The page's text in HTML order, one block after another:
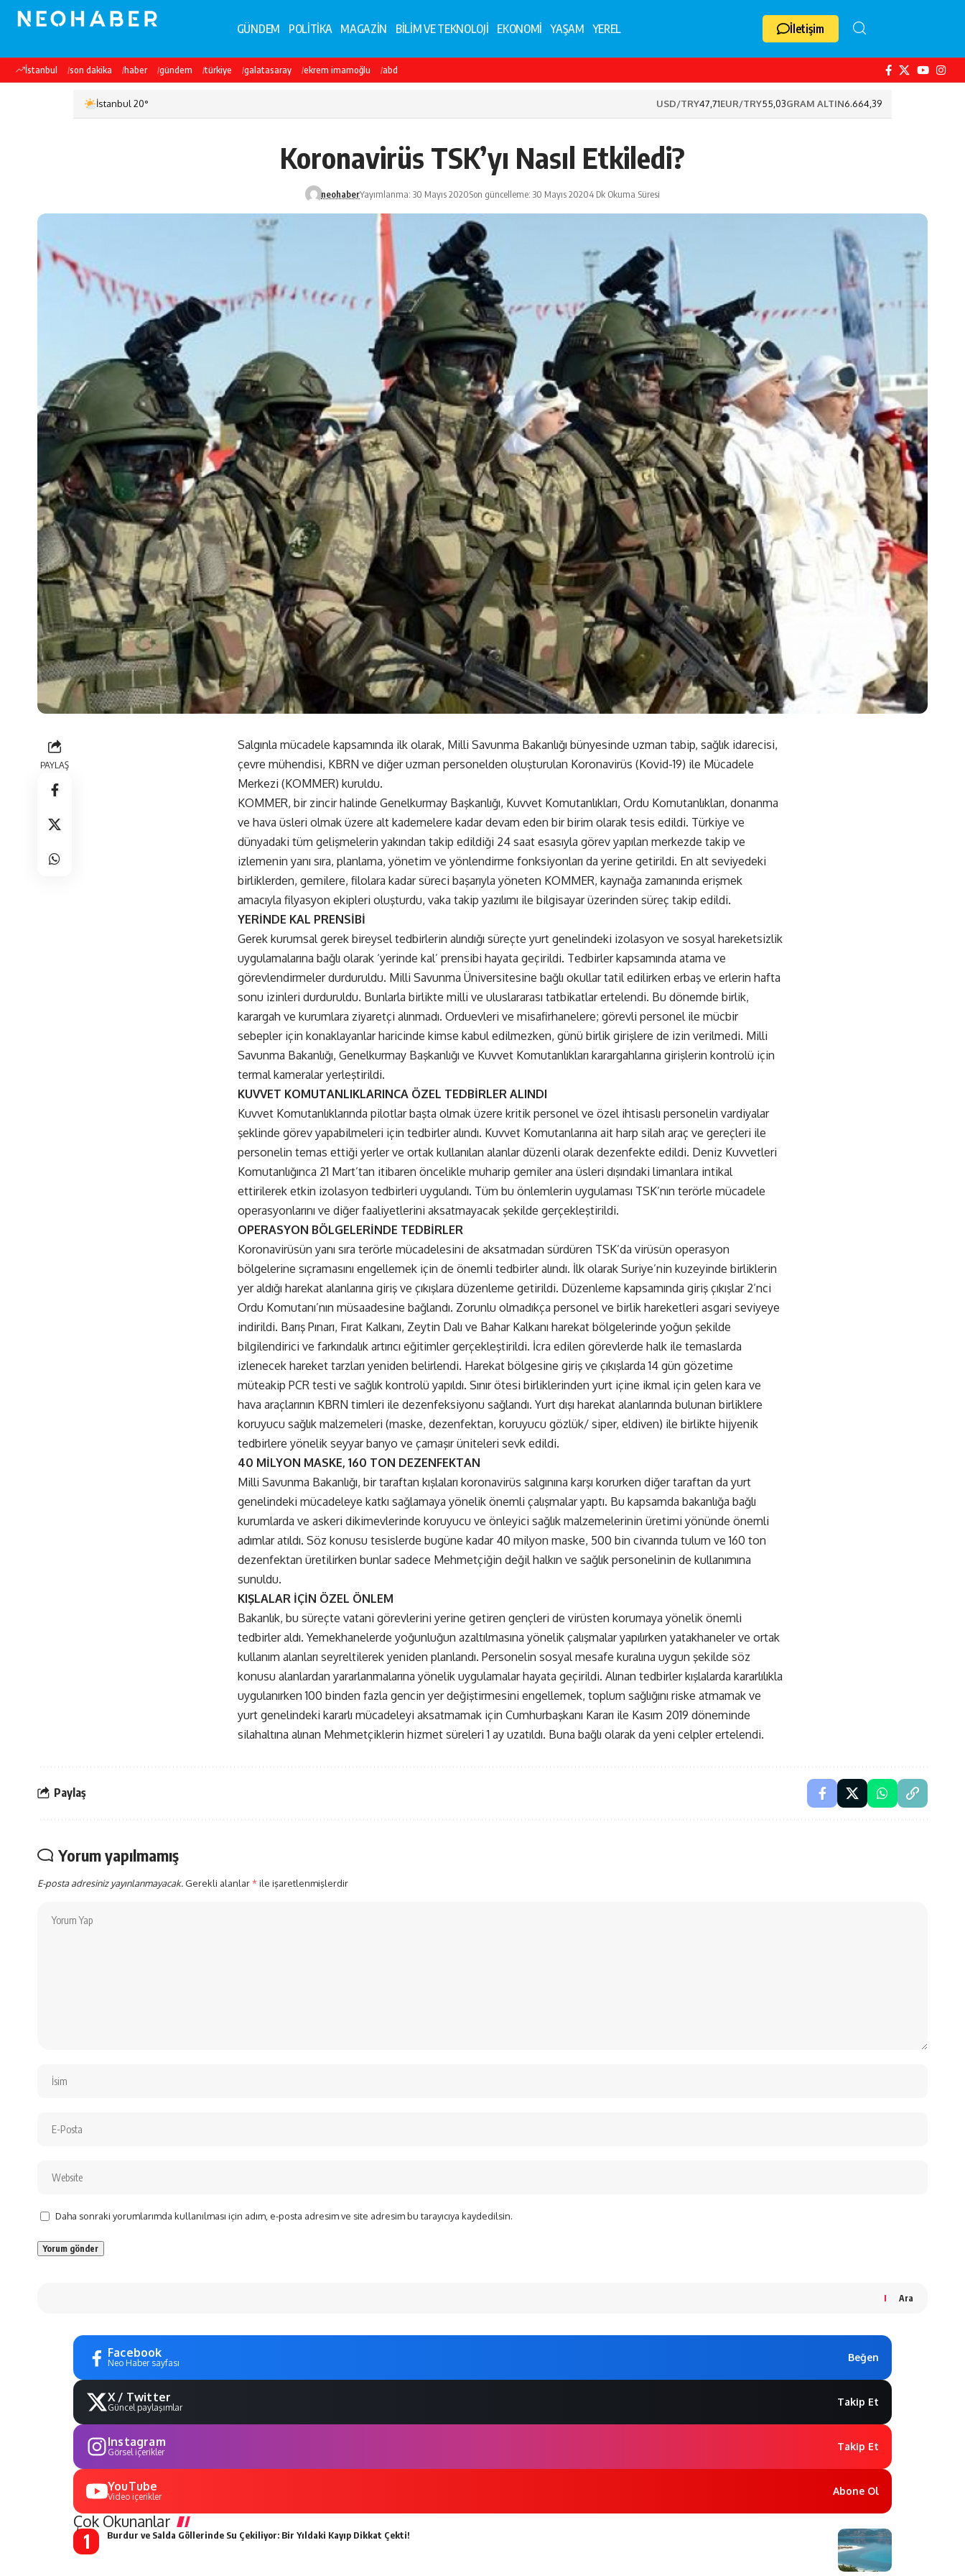
GÜNDEM POLİTİKA MAGAZİN BİLİM VE TEKNOLOJİ EKONOMİ YAŞAM YEREL İletişim
İstanbul son dakika haber gündem türkiye galatasaray ekrem imamoğlu abd
İstanbul 20° USD/TRY47,71EUR/TRY55,03GRAM ALTIN6.664,39
Koronavirüs TSK’yı Nasıl Etkiledi?
neohaberYayımlanma: 30 Mayıs 2020Son güncelleme: 30 Mayıs 20204 Dk Okuma Süresi
PAYLAŞ
Salgınla mücadele kapsamında ilk olarak, Milli Savunma Bakanlığı bünyesinde uzman tabip, sağlık idarecisi,
çevre mühendisi, KBRN ve diğer uzman personelden oluşturulan Koronavirüs (Kovid-19) ile Mücadele
Merkezi (KOMMER) kuruldu.
KOMMER, bir zincir halinde Genelkurmay Başkanlığı, Kuvvet Komutanlıkları, Ordu Komutanlıkları, donanma
ve hava üsleri olmak üzere alt kademelere kadar devam eden bir birim olarak tesis edildi. Türkiye ve
dünyadaki tüm gelişmelerin yakından takip edildiği 24 saat esasıyla görev yapılan merkezde takip ve
izlemenin yanı sıra, planlama, yönetim ve yönlendirme fonksiyonları da yerine getirildi. En alt seviyedeki
birliklerden, gemilere, filolara kadar süreci başarıyla yöneten KOMMER, kaynağa zamanında erişmek
amacıyla filyasyon ekipleri oluşturdu, vaka takip yazılımı ile bilgisayar üzerinden süreç takip edildi.
YERİNDE KAL PRENSİBİ
Gerek kurumsal gerek bireysel tedbirlerin alındığı süreçte yurt genelindeki izolasyon ve sosyal hareketsizlik
uygulamalarına bağlı olarak ‘yerinde kal’ prensibi hayata geçirildi. Tedbirler kapsamında atama ve
görevlendirmeler durduruldu. Milli Savunma Üniversitesine bağlı okullar tatil edilirken erbaş ve erlerin hafta
sonu izinleri durduruldu. Bunlarla birlikte milli ve uluslararası tatbikatlar ertelendi. Bu dönemde birlik,
karargah ve kurumlara ziyaretçi alınmadı. Orduevleri ve misafirhanelere; görevli personel ile mücbir
sebepler için konaklayanlar haricinde kimse kabul edilmezken, günü birlik girişlere de izin verilmedi. Milli
Savunma Bakanlığı, Genelkurmay Başkanlığı ve Kuvvet Komutanlıkları karargahlarına girişlerin kontrolü için
termal kameralar yerleştirildi.
KUVVET KOMUTANLIKLARINCA ÖZEL TEDBİRLER ALINDI
Kuvvet Komutanlıklarında pilotlar başta olmak üzere kritik personel ve özel ihtisaslı personelin vardiyalar
şeklinde görev yapabilmeleri için tedbirler alındı. Kuvvet Komutanlarına ait harp silah araç ve gereçleri ile
personelin temas ettiği yerler ve ortak kullanılan alanlar düzenli olarak dezenfekte edildi. Deniz Kuvvetleri
Komutanlığınca 21 Mart’tan itibaren öncelikle muharip gemiler ana üsleri dışındaki limanlara intikal
ettirilerek etkin izolasyon tedbirleri uygulandı. Tüm bu önlemlerin uygulaması TSK’nın terörle mücadele
operasyonlarını ve diğer faaliyetlerini aksatmayacak şekilde gerçekleştirildi.
OPERASYON BÖLGELERİNDE TEDBİRLER
Koronavirüsün yanı sıra terörle mücadelesini de aksatmadan sürdüren TSK’da virüsün operasyon
bölgelerine sıçramasını engellemek için de önemli tedbirler alındı. İlk olarak Suriye’nin kuzeyinde birliklerin
yer aldığı harekat alanlarına giriş ve çıkışlara düzenleme getirildi. Düzenleme kapsamında giriş çıkışlar 2’nci
Ordu Komutanı’nın müsaadesine bağlandı. Zorunlu olmadıkça personel ve birlik hareketleri asgari seviyeye
indirildi. Barış Pınarı, Fırat Kalkanı, Zeytin Dalı ve Bahar Kalkanı harekat bölgelerinde yoğun şekilde
bilgilendirici ve farkındalık artırıcı eğitimler gerçekleştirildi. İcra edilen görevlerde halk ile temaslarda
izlenecek hareket tarzları yeniden belirlendi. Harekat bölgesine giriş ve çıkışlarda 14 gün gözetime
müteakip PCR testi ve sağlık kontrolü yapıldı. Sınır ötesi birliklerinden yurt içine ikmal için gelen kara ve
hava araçlarının KBRN timleri ile dezenfeksiyonu sağlandı. Yurt dışı harekat alanlarında bulunan birliklere
koruyucu sağlık malzemeleri (maske, dezenfektan, koruyucu gözlük/ siper, eldiven) ile birlikte hijyenik
tedbirlere yönelik seyyar banyo ve çamaşır üniteleri sevk edildi.
40 MİLYON MASKE, 160 TON DEZENFEKTAN
Milli Savunma Bakanlığı, bir taraftan kışlaları koronavirüs salgınına karşı korurken diğer taraftan da yurt
genelindeki mücadeleye katkı sağlamaya yönelik önemli çalışmalar yaptı. Bu kapsamda bakanlığa bağlı
kurumlarda ve askeri dikimevlerinde koruyucu ve önleyici sağlık malzemelerinin üretimi yönünde önemli
adımlar atıldı. Söz konusu tesislerde bugüne kadar 40 milyon maske, 500 bin civarında tulum ve 160 ton
dezenfektan üretilirken bunlar sadece Mehmetçiğin değil halkın ve sağlık personelinin de kullanımına
sunuldu.
KIŞLALAR İÇİN ÖZEL ÖNLEM
Bakanlık, bu süreçte vatani görevlerini yerine getiren gençleri de virüsten korumaya yönelik önemli
tedbirler aldı. Yemekhanelerde yoğunluğun azaltılmasına yönelik çalışmalar yapılırken yatakhaneler ve ortak
kullanım alanları seyreltilerek yeniden planlandı. Personelin sosyal mesafe kuralına uygun şekilde söz
konusu alanlardan yararlanmalarına yönelik uygulamalar hayata geçirildi. Alınan tedbirler kışlalarda kararlılıkla
uygulanırken 100 binden fazla gencin yer değiştirmesini engellemek, toplum sağlığını riske atmamak ve
yurt genelindeki kararlı mücadeleyi aksatmamak için Cumhurbaşkanı Kararı ile Kasım 2019 döneminde
silahaltına alınan Mehmetçiklerin hizmet süreleri 1 ay uzatıldı. Buna bağlı olarak da yeni celpler ertelendi.
Paylaş
Yorum yapılmamış
E-posta adresiniz yayınlanmayacak. Gerekli alanlar*ile işaretlenmişlerdir
Daha sonraki yorumlarımda kullanılması için adım, e-posta adresim ve site adresim bu tarayıcıya kaydedilsin.
Ara
Facebook
Neo Haber sayfası Beğen
X / Twitter
Güncel paylaşımlar Takip Et
Instagram
Görsel içerikler Takip Et
YouTube
Video içerikler Abone Ol
Çok Okunanlar
Burdur ve Salda Göllerinde Su Çekiliyor: Bir Yıldaki Kayıp Dikkat Çekti!